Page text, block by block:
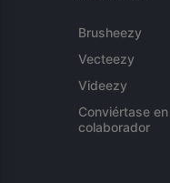
Brusheezy
Vecteezy
Videezy
Conviértase en
colaborador